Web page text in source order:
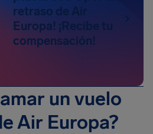
retraso de Air
Europa! ¡Recibe tu
compensación!
un vuelo
Air Europa?